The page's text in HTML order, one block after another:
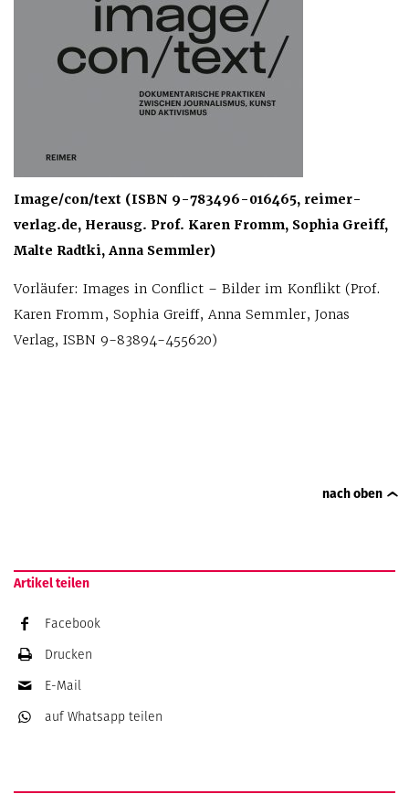
Image/con/text (ISBN 9-783496-016465, reimer-
verlag.de, Herausg. Prof. Karen Fromm, Sophia Greiff,
Malte Radtki, Anna Semmler)
Vorläufer: Images in Conflict – Bilder im Konflikt (Prof.
Karen Fromm, Sophia Greiff, Anna Semmler, Jonas
Verlag, ISBN 9-83894-455620)
nach oben
Artikel teilen
Facebook
Drucken
E-Mail
auf Whatsapp teilen